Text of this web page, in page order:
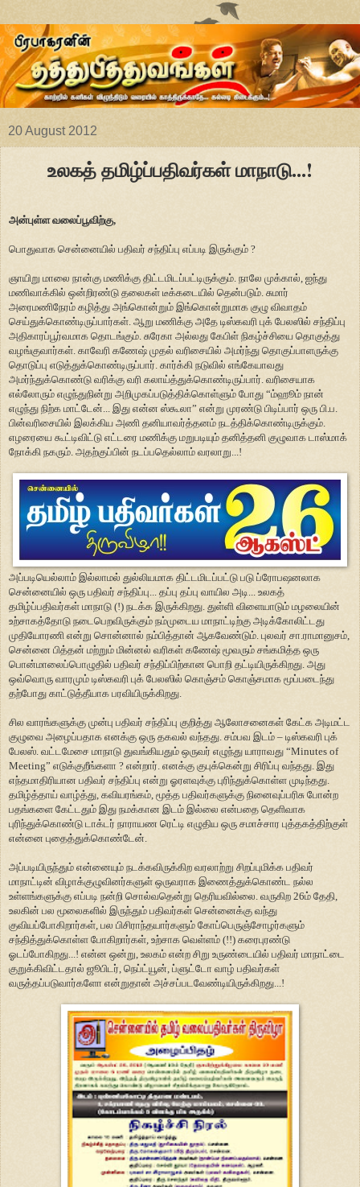
20 August 2012
உலகத் தமிழ்ப்பதிவர்கள் மாநாடு...!
அன்புள்ள வலைப்பூவிற்கு,
பொதுவாக சென்னையில் பதிவர் சந்திப்பு எப்படி இருக்கும் ?
ஞாயிறு மாலை நான்கு மணிக்கு திட்டமிடப்பட்டிருக்கும். நாலே முக்கால், ஐந்து
மணிவாக்கில் ஒன்றிரண்டு தலைகள் டீக்கடையில் தென்படும். சுமார்
அரைமணிநேரம் கழித்து அங்கொன்றும் இங்கொன்றுமாக குழு விவாதம்
செய்துக்கொண்டிருப்பார்கள். ஆறு மணிக்கு அதே டிஸ்கவரி புக் பேலஸில் சந்திப்பு
அதிகாரப்பூர்வமாக தொடங்கும். சுரேகா அல்லது கேபிள் நிகழ்ச்சியை தொகுத்து
வழங்குவார்கள். காவேரி கணேஷ் முதல் வரிசையில் அமர்ந்து தொகுப்பாளருக்கு
தொடுப்பு எடுத்துக்கொண்டிருப்பார். கார்க்கி நடுவில் எங்கேயாவது
அமர்ந்துக்கொண்டு வரிக்கு வரி கலாய்த்துக்கொண்டிருப்பார். வரிசையாக
எல்லோரும் எழுந்துநின்று அறிமுகப்படுத்திக்கொள்ளும் போது “ம்ஹூம் நான்
எழுந்து நிற்க மாட்டேன்... இது என்ன ஸ்கூலா” என்று முரண்டு பிடிப்பார் ஒரு பி.ப.
பின்வரிசையில் இலக்கிய அணி தனியாவர்த்தனம் நடத்திக்கொண்டிருக்கும்.
எழரையை கூட்டிவிட்டு எட்டரை மணிக்கு மறுபடியும் தனித்தனி குழுவாக டாஸ்மாக்
நோக்கி நகரும். அதற்குப்பின் நடப்பதெல்லாம் வரலாறு...!
அப்படியெல்லாம் இல்லாமல் துல்லியமாக திட்டமிடப்பட்டு படு ப்ரோபஷனலாக
சென்னையில் ஒரு பதிவர் சந்திப்பு... தப்பு தப்பு வாயில அடி... உலகத்
தமிழ்ப்பதிவர்கள் மாநாடு (!) நடக்க இருக்கிறது. துள்ளி விளையாடும் மழலையின்
உற்சாகத்தோடு நடைபெறவிருக்கும் நம்முடைய மாநாட்டிற்கு அடிக்கோலிட்டது
முதியோரணி என்று சொன்னால் நம்பித்தான் ஆகவேண்டும். புலவர் சா.ராமானுசம்,
சென்னை பித்தன் மற்றும் மின்னல் வரிகள் கணேஷ் மூவரும் சங்கமித்த ஒரு
பொன்மாலைப்பொழுதில் பதிவர் சந்திப்பிற்கான பொறி தட்டியிருக்கிறது. அது
ஒவ்வொரு வாரமும் டிஸ்கவரி புக் பேலஸில் கொஞ்சம் கொஞ்சமாக மூப்படைந்து
தற்போது காட்டுத்தீயாக பரவியிருக்கிறது.
சில வாரங்களுக்கு முன்பு பதிவர் சந்திப்பு குறித்து ஆலோசனைகள் கேட்க அடிமட்ட
குழுவை அழைப்பதாக எனக்கு ஒரு தகவல் வந்தது. சம்பவ இடம் – டிஸ்கவரி புக்
பேலஸ். வட்டமேசை மாநாடு துவங்கியதும் ஒருவர் எழுந்து யாராவது “Minutes of
Meeting” எடுக்குறீங்களா ? என்றார். எனக்கு குபுக்கென்று சிரிப்பு வந்தது. இது
எந்தமாதிரியான பதிவர் சந்திப்பு என்று ஓரளவுக்கு புரிந்துக்கொள்ள முடிந்தது.
தமிழ்த்தாய் வாழ்த்து, கவியரங்கம், மூத்த பதிவர்களுக்கு நினைவுப்பரிசு போன்ற
பதங்களை கேட்டதும் இது நமக்கான இடம் இல்லை என்பதை தெளிவாக
புரிந்துக்கொண்டு டாக்டர் நாராயண ரெட்டி எழுதிய ஒரு சமாச்சார புத்தகத்திற்குள்
என்னை புதைத்துக்கொண்டேன்.
அப்படியிருந்தும் என்னையும் நடக்கவிருக்கிற வரலாற்று சிறப்புமிக்க பதிவர்
மாநாட்டின் விழாக்குழுவினர்களுள் ஒருவராக இணைத்துக்கொண்ட நல்ல
உள்ளங்களுக்கு எப்படி நன்றி சொல்வதென்று தெரியவில்லை. வருகிற 26ம் தேதி,
உலகின் பல மூலைகளில் இருந்தும் பதிவர்கள் சென்னைக்கு வந்து
குவியப்போகிறார்கள், பல பிசிராந்தயார்களும் கோப்பெருஞ்சோழர்களும்
சந்தித்துக்கொள்ள போகிறார்கள், உற்சாக வெள்ளம் (!!) கரைபுரண்டு
ஓடப்போகிறது...! என்ன ஒன்று, உலகம் என்ற சிறு உருண்டையில் பதிவர் மாநாட்டை
குறுக்கிவிட்டதால் ஜூபிடர், நெப்ட்யூன், ப்ளுட்டோ வாழ் பதிவர்கள்
வருத்தப்படுவார்களோ என்றுதான் அச்சப்படவேண்டியிருக்கிறது...!